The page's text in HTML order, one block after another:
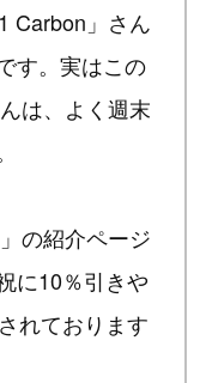
Carbon」さん
す。実はこの
は、よく週末
の紹介ページ
に10％引きや
れております